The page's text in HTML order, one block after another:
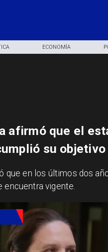
ECONOMÍA
afirmó que el
su objetivo
que en los últimos dos
encuentra vigente.